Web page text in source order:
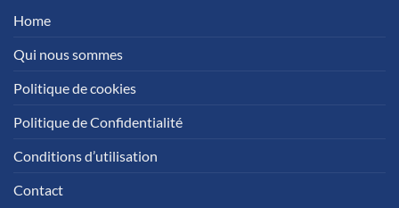
Home
Qui nous sommes
Politique de cookies
Politique de Confidentialité
Conditions d’utilisation
Contact